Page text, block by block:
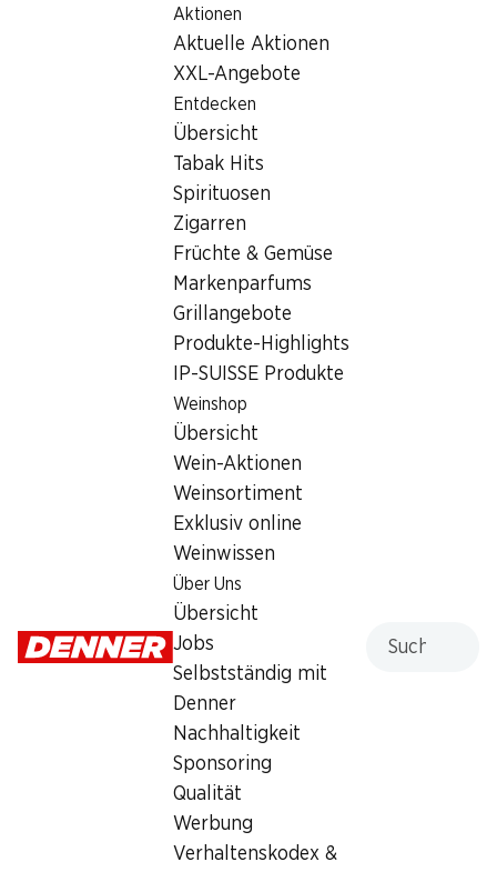
Aktionen
Aktuelle Aktionen
XXL-Angebote
Entdecken
Übersicht
Tabak Hits
Spirituosen
Zigarren
Früchte & Gemüse
Markenparfums
Grillangebote
Produkte-Highlights
IP-SUISSE Produkte
Weinshop
Übersicht
Wein-Aktionen
Weinsortiment
Exklusiv online
Weinwissen
Über Uns
Übersicht
Jobs
Selbstständig mit
Denner
Nachhaltigkeit
Sponsoring
Qualität
Werbung
Verhaltenskodex &
Filialsuche
Denner Filiale Route du Bois 11, 1753 Matran
1753 Matran, Centre
Champs-Fleuri
Route du Bois 11, 1753 Matran
Zur Wegbeschreibung
Öffnungszeiten
Montag
Besondere Öffnungszeiten
Geschlossen